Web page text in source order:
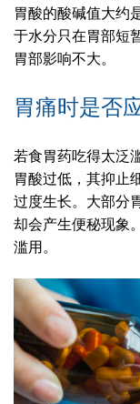
胃酸的酸碱值大约
于水分只在胃部短
胃部影响不大。
胃痛时是否
若食胃药吃得太泛
胃酸过低，其抑止
过度生长。大部分
却会产生便秘现象
滥用。